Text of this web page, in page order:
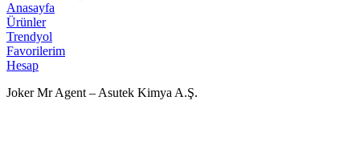
Anasayfa
Ürünler
Trendyol
Favorilerim
Hesap
Joker Mr Agent – Asutek Kimya A.Ş.